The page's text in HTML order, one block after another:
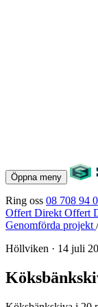
Öppna meny
Ring oss 08 708 94
Offert Direkt Offert
Genomförda projekt /
Höllviken · 14 juli